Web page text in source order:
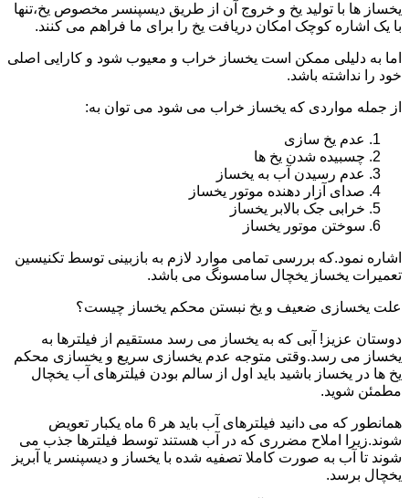
یخساز ها با تولید یخ و خروج آن از طریق دیسپنسر مخصوص یخ،تنها
با یک اشاره کوچک امکان دریافت یخ را برای ما فراهم می کنند.
اما به دلیلی ممکن است یخساز خراب و معیوب شود و کارایی اصلی
خود را نداشته باشد.
از جمله مواردی که یخساز خراب می شود می توان به:
عدم یخ سازی
چسبیده شدن یخ ها
عدم رسیدن آب به یخساز
صدای آزار دهنده موتور یخساز
خرابی جک بالابر یخساز
سوختن موتور یخساز
اشاره نمود.که بررسی تمامی موارد لازم به بازبینی توسط تکنیسین
تعمیرات یخساز یخچال سامسونگ می باشد.
علت یخسازی ضعیف و یخ نبستن محکم یخساز چیست؟
دوستان عزیز! آبی که به یخساز می رسد مستقیم از فیلترها به
یخساز می رسد.وقتی متوجه عدم یخسازی سریع و یخسازی محکم
یخ ها در یخساز باشید باید اول از سالم بودن فیلترهای آب یخچال
مطمئن شوید.
همانطور که می دانید فیلترهای آب باید هر 6 ماه یکبار تعویض
شوند.زیرا املاح مضرری که در آب هستند توسط فیلترها جذب می
شوند تا آب به صورت کاملا تصفیه شده با یخساز و دیسپنسر یا آبریز
یخچال برسد.